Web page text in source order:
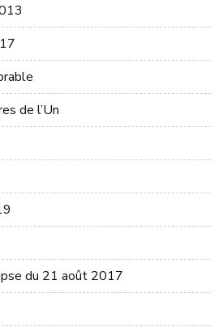
de l’Un
du 21 août 2017